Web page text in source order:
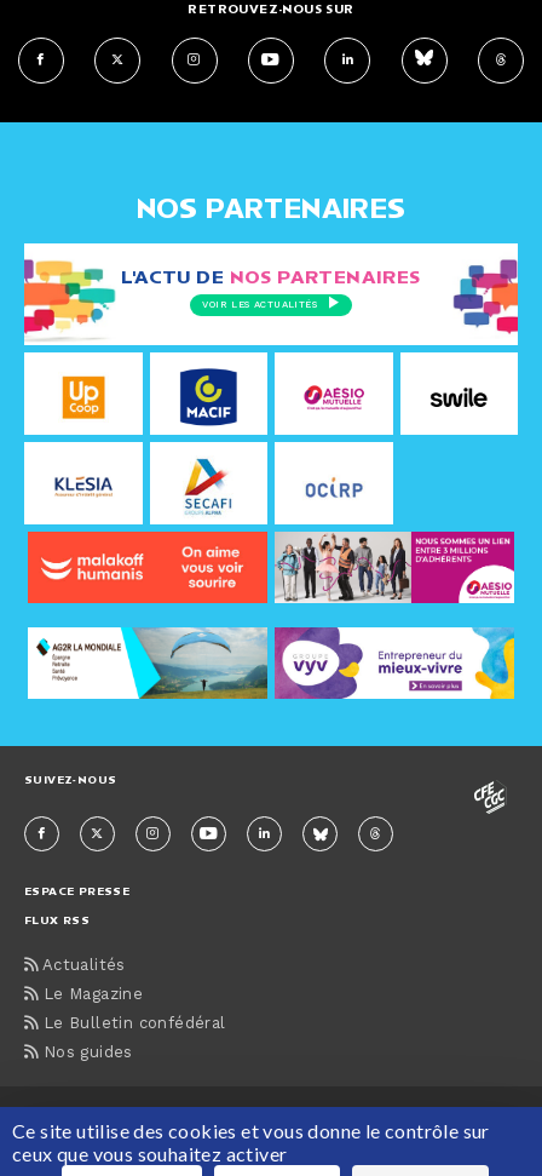
RETROUVEZ-NOUS SUR
NOS PARTENAIRES
L'ACTU DE NOS PARTENAIRES
VOIR LES ACTUALITÉS
SUIVEZ-NOUS
ESPACE PRESSE
FLUX RSS
Actualités
Le Magazine
Le Bulletin confédéral
Nos guides
PROTECTION DES DONNÉES PERSONNELLES
Maison de la CFE-CGC, 63 rue du Rocher, 75008 Paris Tél : 01 55 30 12 12
Ce site utilise des cookies et vous donne le contrôle sur
ceux que vous souhaitez activer